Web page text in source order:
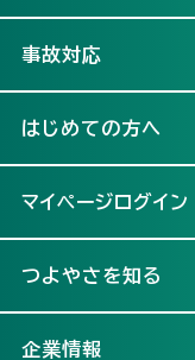
事故対応
はじめての方へ
マイページログイン
つよやさを知る
企業情報